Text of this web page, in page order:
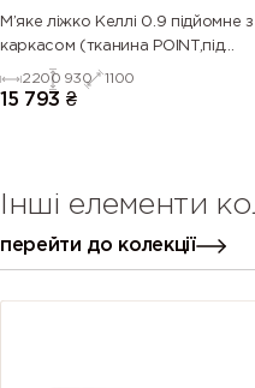
М’яке ліжко Келлі 0.9 підйомне з
каркасом (тканина POINT,під
замовлення)
2200 930 1100
15 793 ₴
Інші елементи
перейти до колекції